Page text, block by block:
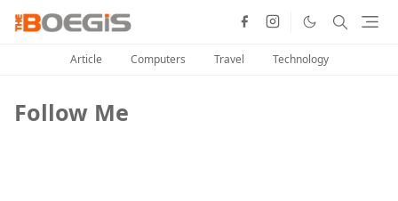
Article Computers Travel Technology
Follow Me